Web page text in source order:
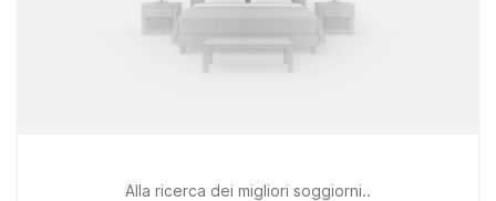
Alla ricerca dei migliori soggiorni..